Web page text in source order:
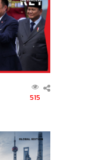
515